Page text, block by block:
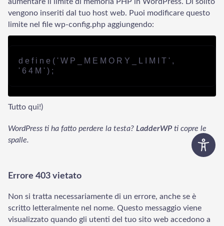
vengono inseriti dal tuo host web. Puoi modificare questo
limite nel file wp-config.php aggiungendo:
define('WP_MEMORY_LIMIT',
'64M');
Tutto qui!)
WordPress ti ha fatto perdere la testa? LadderWP ti copre le
spalle.
Errore 403 vietato
Non si tratta necessariamente di un errore, anche se è
scritto letteralmente nel nome. Questo messaggio viene
visualizzato quando gli utenti del tuo sito web accedono a